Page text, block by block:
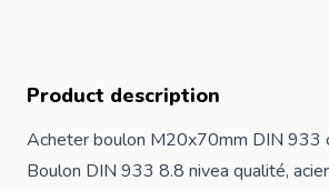
Product description
Acheter boulon M20x70mm DIN 933
Boulon DIN 933 8.8 nivea qualité,